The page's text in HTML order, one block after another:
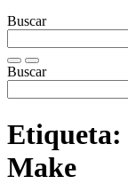
Buscar
Buscar
Etiqueta:
Make